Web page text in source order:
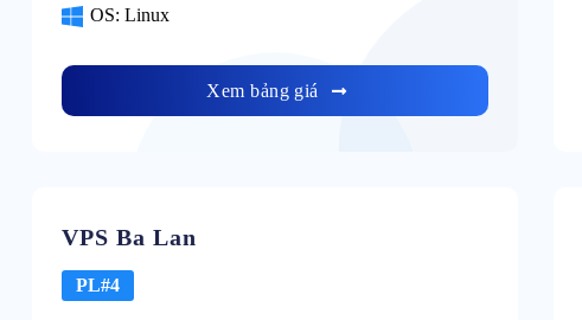
OS: Linux
Xem bảng giá
VPS Ba Lan
PL#4